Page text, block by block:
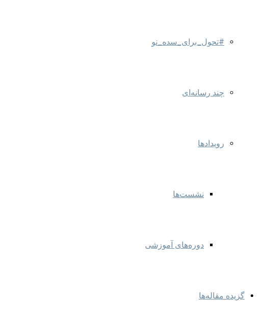
#تحول_برای_سده_نو
چند رسانه‌ای
رویدادها
نشست‌ها
دوره‌های آموزشی
گزیده مقاله‌ها